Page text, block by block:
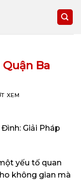
Ba
XEM
Giải Pháp
yếu tố quan
không gian mà